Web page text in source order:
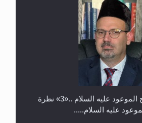
في الجامعة الأحمدية بنيجيريا لعام
رأيٌ في لغة المسيح الموعود عليه السلام ..«3» نظرة
عليه السلام.....